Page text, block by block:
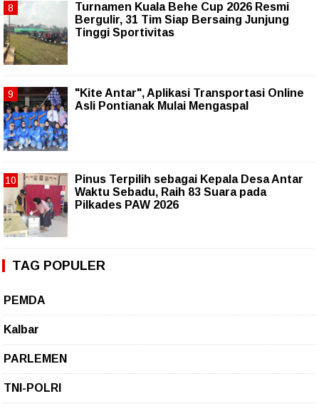
Turnamen Kuala Behe Cup 2026 Resmi
Bergulir, 31 Tim Siap Bersaing Junjung
Tinggi Sportivitas
"Kite Antar", Aplikasi Transportasi Online
Asli Pontianak Mulai Mengaspal
Pinus Terpilih sebagai Kepala Desa Antar
Waktu Sebadu, Raih 83 Suara pada
Pilkades PAW 2026
TAG POPULER
PEMDA
Kalbar
PARLEMEN
TNI-POLRI